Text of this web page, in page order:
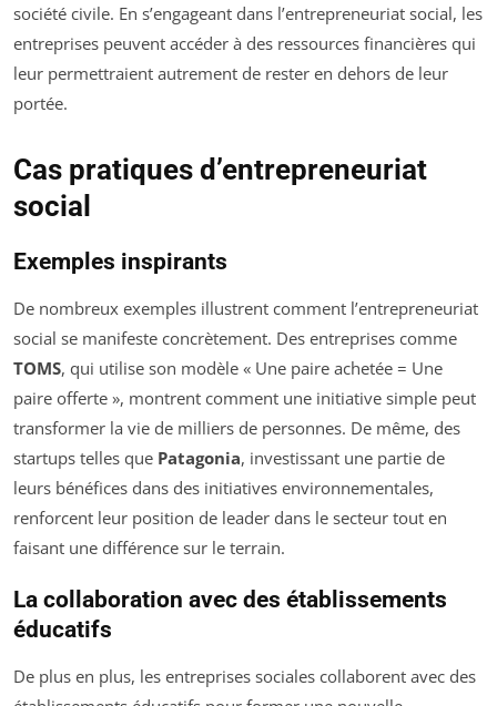
société civile. En s’engageant dans l’entrepreneuriat social, les
entreprises peuvent accéder à des ressources financières qui
leur permettraient autrement de rester en dehors de leur
portée.
Cas pratiques d’entrepreneuriat
social
Exemples inspirants
De nombreux exemples illustrent comment l’entrepreneuriat
social se manifeste concrètement. Des entreprises comme
TOMS, qui utilise son modèle « Une paire achetée = Une
paire offerte », montrent comment une initiative simple peut
transformer la vie de milliers de personnes. De même, des
startups telles que Patagonia, investissant une partie de
leurs bénéfices dans des initiatives environnementales,
renforcent leur position de leader dans le secteur tout en
faisant une différence sur le terrain.
La collaboration avec des établissements
éducatifs
De plus en plus, les entreprises sociales collaborent avec des